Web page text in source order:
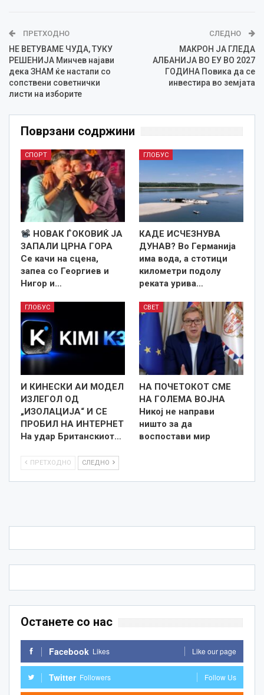
ПРЕТХОДНО
НЕ ВЕТУВАМЕ ЧУДА, ТУКУ
РЕШЕНИЈА Минчев најави
дека ЗНАМ ќе настапи со
сопствени советнички
листи на изборите
СЛЕДНО
МАКРОН ЈА ГЛЕДА
АЛБАНИЈА ВО ЕУ ВО 2027
ГОДИНА Повика да се
инвестира во земјата
Поврзани содржини
СПОРТ
НОВАК ЃОКОВИЌ ЈА
ЗАПАЛИ ЦРНА ГОРА
Се качи на сцена,
запеа со Георгиев и
Нигор и…
ГЛОБУС
КАДЕ ИСЧЕЗНУВА
ДУНАВ? Во Германија
има вода, а стотици
километри подолу
реката урива…
ГЛОБУС
И КИНЕСКИ АИ МОДЕЛ
ИЗЛЕГОЛ ОД
„ИЗОЛАЦИЈА“ И СЕ
ПРОБИЛ НА ИНТЕРНЕТ
На удар Британскиот…
СВЕТ
НА ПОЧЕТОКОТ СМЕ
НА ГОЛЕМА ВОЈНА
Никој не направи
ништо за да
воспостави мир
ПРЕТХОДНО СЛЕДНО
Останете со нас
Facebook Likes Like our page
Twitter Followers Follow Us